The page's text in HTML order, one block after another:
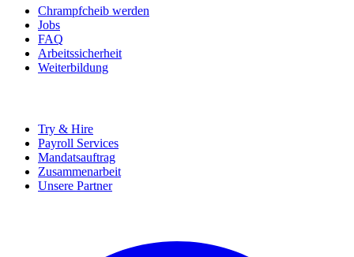
Chrampfcheib werden
Jobs
FAQ
Arbeitssicherheit
Weiterbildung
Try & Hire
Payroll Services
Mandatsauftrag
Zusammenarbeit
Unsere Partner